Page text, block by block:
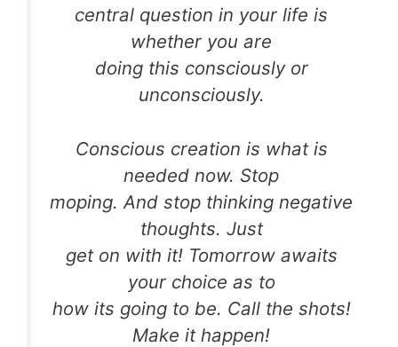
central question in your life is
whether you are
doing this consciously or
unconsciously.
Conscious creation is what is
needed now. Stop
moping. And stop thinking negative
thoughts. Just
get on with it! Tomorrow awaits
your choice as to
how its going to be. Call the shots!
Make it happen!